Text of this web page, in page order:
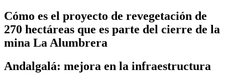
Cómo es el proyecto de revegetación de
270 hectáreas que es parte del cierre de la
mina La Alumbrera
Andalgalá: mejora en la infraestructura